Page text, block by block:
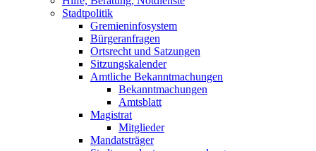
Stadtpolitik
Gremieninfosystem
Bürgeranfragen
Ortsrecht und Satzungen
Sitzungskalender
Amtliche Bekanntmachungen
Bekanntmachungen
Amtsblatt
Magistrat
Mitglieder
Mandatsträger